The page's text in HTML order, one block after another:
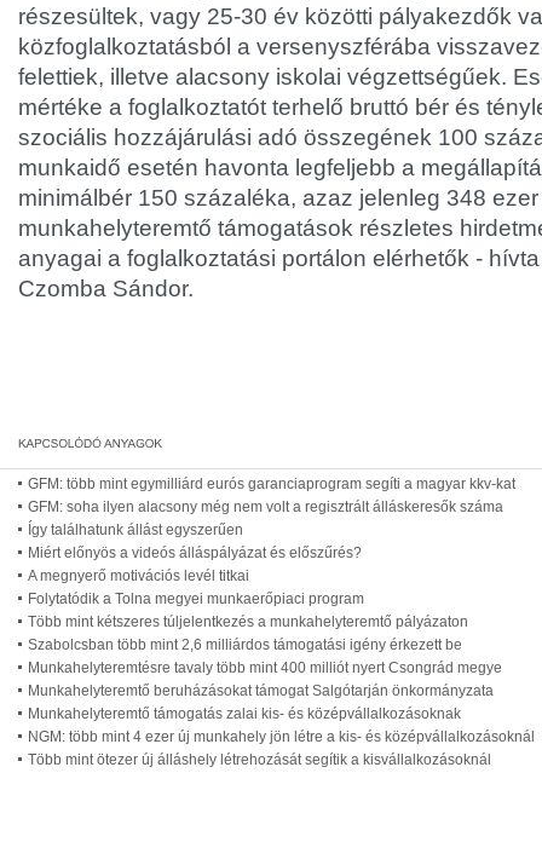
részesültek, vagy 25-30 év közötti pályakezdők
közfoglalkoztatásból a versenyszférába
felettiek, illetve alacsony iskolai végzettségűek.
mértéke a foglalkoztatót terhelő bruttó bér és
szociális hozzájárulási adó összegének 100
munkaidő esetén havonta legfeljebb a
minimálbér 150 százaléka, azaz jelenleg 348 ezer
munkahelyteremtő támogatások részletes
anyagai a foglalkoztatási portálon elérhetők -
Czomba Sándor.
GFM: több mint egymilliárd eurós garanciaprogram segíti a magyar kkv-kat
GFM: soha ilyen alacsony még nem volt a regisztrált álláskeresők száma
Így találhatunk állást egyszerűen
Miért előnyös a videós álláspályázat és előszűrés?
A megnyerő motivációs levél titkai
Folytatódik a Tolna megyei munkaerőpiaci program
Több mint kétszeres túljelentkezés a munkahelyteremtő pályázaton
Szabolcsban több mint 2,6 milliárdos támogatási igény érkezett be
Munkahelyteremtésre tavaly több mint 400 milliót nyert Csongrád megye
Munkahelyteremtő beruházásokat támogat Salgótarján önkormányzata
Munkahelyteremtő támogatás zalai kis- és középvállalkozásoknak
NGM: több mint 4 ezer új munkahely jön létre a kis- és középvállalkozásoknál
Több mint ötezer új álláshely létrehozását segítik a kisvállalkozásoknál